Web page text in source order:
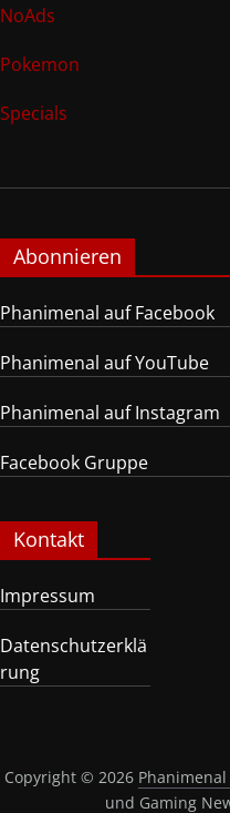
NoAds
Pokemon
Specials
Abonnieren
Phanimenal auf Facebook
Phanimenal auf YouTube
Phanimenal auf Instagram
Facebook Gruppe
Kontakt
Impressum
Datenschutzerklä
rung
Copyright © 2026
und Gaming